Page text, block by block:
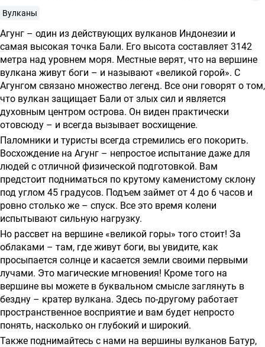
услуг
Вулканы
Агунг – один из действующих вулканов Индонезии и
самая высокая точка Бали. Его высота составляет 3142
метра над уровнем моря. Местные верят, что на вершине
вулкана живут боги – и называют «великой горой». С
Агунгом связано множество легенд. Все они говорят о том,
что вулкан защищает Бали от злых сил и является
духовным центром острова. Он виден практически
отовсюду – и всегда вызывает восхищение.
Паломники и туристы всегда стремились его покорить.
Восхождение на Агунг – непростое испытание даже для
людей с отличной физической подготовкой. Вам
предстоит подниматься по крутому каменистому склону
под углом 45 градусов. Подъем займет от 4 до 6 часов и
ровно столько же – спуск. Все это время колени
испытывают сильную нагрузку.
Но рассвет на вершине «великой горы» того стоит! За
облаками – там, где живут боги, вы увидите, как
просыпается солнце и касается земли своими первыми
лучами. Это магические мгновения! Кроме того на
вершине вы можете в буквальном смысле заглянуть в
бездну – кратер вулкана. Здесь по-другому работает
пространственное восприятие и вам будет непросто
понять, насколько он глубокий и широкий.
Также поднимайтесь с нами на вершины вулканов Батур,